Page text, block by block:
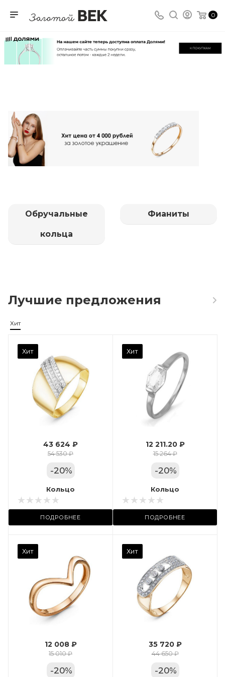
0
Обручальные
кольца
Фианиты
Лучшие предложения
Хит
Хит
43 624 ₽
54 530 ₽
-20%
Кольцо
ПОДРОБНЕЕ
Хит
Вес драгметалла
Марка (бренд)
Дельта
Фианит
Цвет золота
КРАС
Местоположение:
ТРЦ «Арена»
12 211.20 ₽
15 264 ₽
-20%
Кольцо
ПОДРОБНЕЕ
Хит
12 008 ₽
15 010 ₽
-20%
Хит
Вес драгметалла
Марка (бренд)
Дельта
Фианит
Цвет золота
КРАС
35 720 ₽
44 650 ₽
-20%